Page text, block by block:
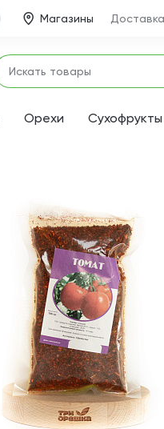
Магазины
Орехи Сухофрукты